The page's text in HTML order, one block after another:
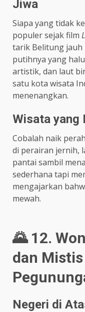
Jiwa
Siapa yang tidak
populer sejak film
tarik Belitung jauh
putihnya yang
artistik, dan laut
satu kota wisata
menenangkan.
Wisata yang
Cobalah naik
di perairan jernih,
pantai sambil
sederhana tapi
mengajarkan
mewah.
🌄 12.
dan
Negeri di